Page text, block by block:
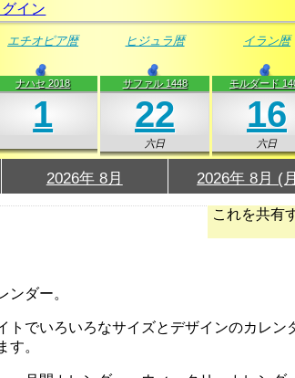
グイン
イラン暦
モルダード
16
六日
ヒジュラ暦
サファル 1448
22
六日
エチオピア暦
ナハセ 2018
1
2026年 8月 2026年 8月 (
これを共有
ンダー。
トでいろいろなサイズとデザインのカレン
す。